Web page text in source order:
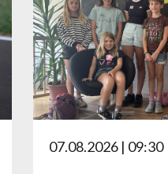
07.08.2026 | 09:30